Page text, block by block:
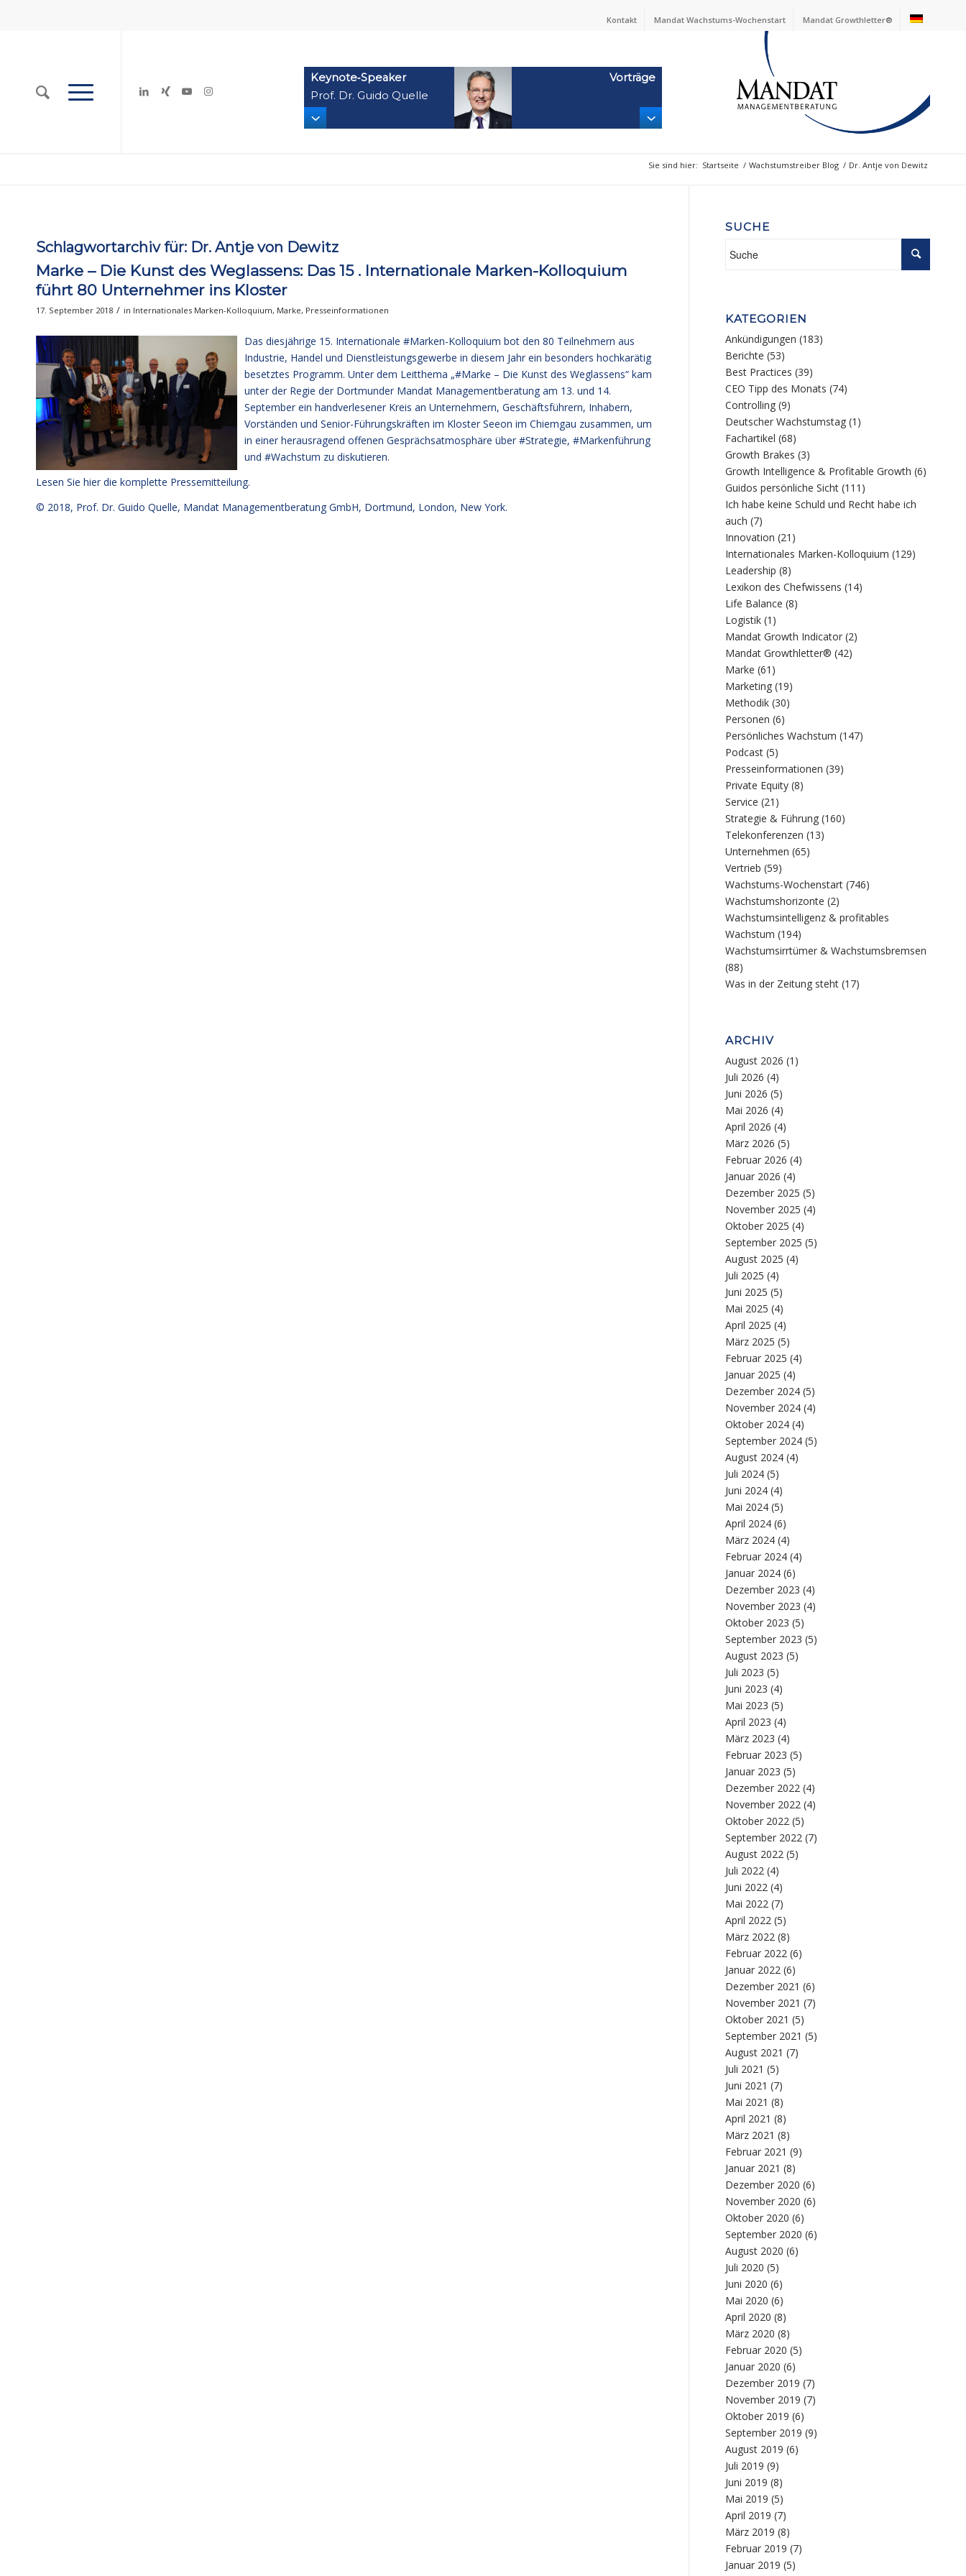
Kontakt Mandat Wachstums-Wochenstart Mandat Growthletter®
Keynote‑Speaker
Prof. Dr. Guido Quelle
Vorträge
Sie sind hier: Startseite / Wachstumstreiber Blog / Dr. Antje von Dewitz
Schlagwortarchiv für: Dr. Antje von Dewitz
Marke – Die Kunst des Weglassens: Das 15 . Internationale Marken-Kolloquium
führt 80 Unternehmer ins Kloster
17. September 2018 / in Internationales Marken-Kolloquium, Marke, Presseinformationen
Das diesjährige 15. Internationale #Marken-Kolloquium bot den 80 Teilnehmern aus
Industrie, Handel und Dienstleistungsgewerbe in diesem Jahr ein besonders hochkarätig
besetztes Programm. Unter dem Leitthema „#Marke – Die Kunst des Weglassens“ kam
unter der Regie der Dortmunder Mandat Managementberatung am 13. und 14.
September ein handverlesener Kreis an Unternehmern, Geschäftsführern, Inhabern,
Vorständen und Senior-Führungskräften im Kloster Seeon im Chiemgau zusammen, um
in einer herausragend offenen Gesprächsatmosphäre über #Strategie, #Markenführung
und #Wachstum zu diskutieren.
Lesen Sie hier die komplette Pressemitteilung.
© 2018, Prof. Dr. Guido Quelle, Mandat Managementberatung GmbH, Dortmund, London, New York.
SUCHE
KATEGORIEN
Ankündigungen (183)
Berichte (53)
Best Practices (39)
CEO Tipp des Monats (74)
Controlling (9)
Deutscher Wachstumstag (1)
Fachartikel (68)
Growth Brakes (3)
Growth Intelligence & Profitable Growth (6)
Guidos persönliche Sicht (111)
Ich habe keine Schuld und Recht habe ich
auch (7)
Innovation (21)
Internationales Marken-Kolloquium (129)
Leadership (8)
Lexikon des Chefwissens (14)
Life Balance (8)
Logistik (1)
Mandat Growth Indicator (2)
Mandat Growthletter® (42)
Marke (61)
Marketing (19)
Methodik (30)
Personen (6)
Persönliches Wachstum (147)
Podcast (5)
Presseinformationen (39)
Private Equity (8)
Service (21)
Strategie & Führung (160)
Telekonferenzen (13)
Unternehmen (65)
Vertrieb (59)
Wachstums-Wochenstart (746)
Wachstumshorizonte (2)
Wachstumsintelligenz & profitables
Wachstum (194)
Wachstumsirrtümer & Wachstumsbremsen
(88)
Was in der Zeitung steht (17)
ARCHIV
August 2026 (1)
Juli 2026 (4)
Juni 2026 (5)
Mai 2026 (4)
April 2026 (4)
März 2026 (5)
Februar 2026 (4)
Januar 2026 (4)
Dezember 2025 (5)
November 2025 (4)
Oktober 2025 (4)
September 2025 (5)
August 2025 (4)
Juli 2025 (4)
Juni 2025 (5)
Mai 2025 (4)
April 2025 (4)
März 2025 (5)
Februar 2025 (4)
Januar 2025 (4)
Dezember 2024 (5)
November 2024 (4)
Oktober 2024 (4)
September 2024 (5)
August 2024 (4)
Juli 2024 (5)
Juni 2024 (4)
Mai 2024 (5)
April 2024 (6)
März 2024 (4)
Februar 2024 (4)
Januar 2024 (6)
Dezember 2023 (4)
November 2023 (4)
Oktober 2023 (5)
September 2023 (5)
August 2023 (5)
Juli 2023 (5)
Juni 2023 (4)
Mai 2023 (5)
April 2023 (4)
März 2023 (4)
Februar 2023 (5)
Januar 2023 (5)
Dezember 2022 (4)
November 2022 (4)
Oktober 2022 (5)
September 2022 (7)
August 2022 (5)
Juli 2022 (4)
Juni 2022 (4)
Mai 2022 (7)
April 2022 (5)
März 2022 (8)
Februar 2022 (6)
Januar 2022 (6)
Dezember 2021 (6)
November 2021 (7)
Oktober 2021 (5)
September 2021 (5)
August 2021 (7)
Juli 2021 (5)
Juni 2021 (7)
Mai 2021 (8)
April 2021 (8)
März 2021 (8)
Februar 2021 (9)
Januar 2021 (8)
Dezember 2020 (6)
November 2020 (6)
Oktober 2020 (6)
September 2020 (6)
August 2020 (6)
Juli 2020 (5)
Juni 2020 (6)
Mai 2020 (6)
April 2020 (8)
März 2020 (8)
Februar 2020 (5)
Januar 2020 (6)
Dezember 2019 (7)
November 2019 (7)
Oktober 2019 (6)
September 2019 (9)
August 2019 (6)
Juli 2019 (9)
Juni 2019 (8)
Mai 2019 (5)
April 2019 (7)
März 2019 (8)
Februar 2019 (7)
Januar 2019 (5)